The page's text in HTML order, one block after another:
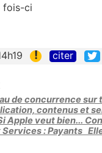
fois-ci
! citer
de concurrence
contenus et
Apple veut bien...
: Payants